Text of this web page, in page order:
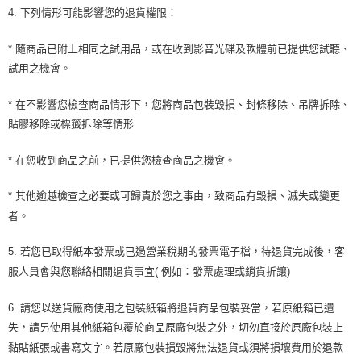
4. 下列情形可能影響您的退貨權限：
* 隨商品已附上相同之試用品，或在收到影音光碟及軟體前已提供您試聽、
試用之機會。
* 在不影響您檢查商品情形下，您將商品包裝毀損、封條移除、吊牌拆除、
貼膠移除或標籤拆除等情形
* 在您收到商品之前，已提供您檢查商品之機會。
* 其他逾越檢查之必要或可歸責於您之事由，致商品有毀損、滅失或變更
者。
5. 若您已取得紙本發票或已過營業稅期的發票電子檔，待退貨完成後，客
服人員會與您聯絡相關退貨事宜( 例如：發票處理或銷貨折讓)
6. 請您以送貨廠商使用之包裝紙箱將退貨商品包裝妥當，若原紙箱已遺
失，請另使用其他紙箱包覆於商品原廠包裝之外，切勿直接於原廠包裝上
黏貼紙張或書寫文字。若原廠包裝損毀將無法退貨或須將損壞費用於退款